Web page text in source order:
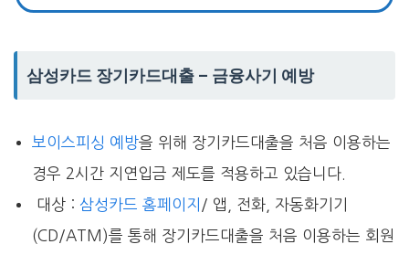
삼성카드 장기카드대출 – 금융사기 예방
보이스피싱 예방을 위해 장기카드대출을 처음 이용하는
경우 2시간 지연입금 제도를 적용하고 있습니다.
대상 : 삼성카드 홈페이지 / 앱, 전화, 자동화기기
(CD/ATM)를 통해 장기카드대출을 처음 이용하는 회원